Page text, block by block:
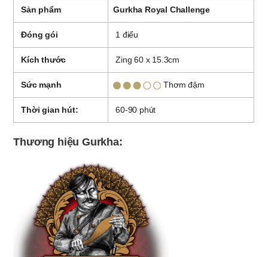
Sản phẩm Gurkha Royal Challenge
Đóng gói 1 điếu
Kích thước Zing 60 x 15.3cm
Sức mạnh Thơm đậm
Thời gian hút: 60-90 phút
Thương hiệu Gurkha: